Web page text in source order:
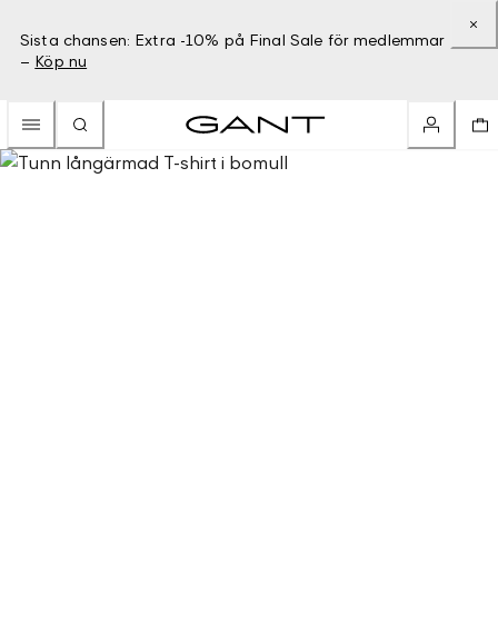
Sista chansen: Extra -10% på Final Sale för medlemmar
– Köp nu